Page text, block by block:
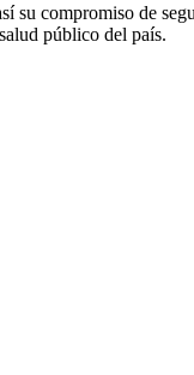
su compromiso de
público del país.